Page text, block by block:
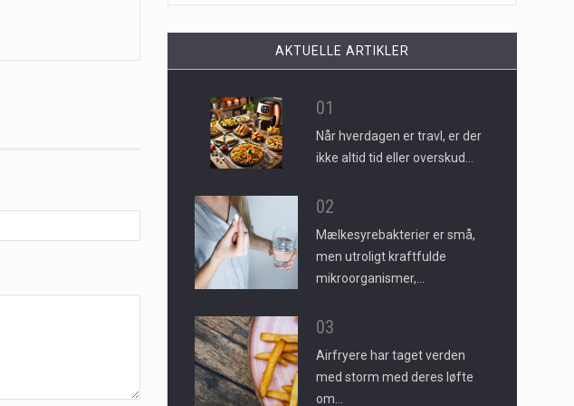
AKTUELLE ARTIKLER
01
Når hverdagen er travl, er der
ikke altid tid eller overskud…
02
Mælkesyrebakterier er små,
men utroligt kraftfulde
mikroorganismer,…
03
Airfryere har taget verden
med storm med deres løfte
om…